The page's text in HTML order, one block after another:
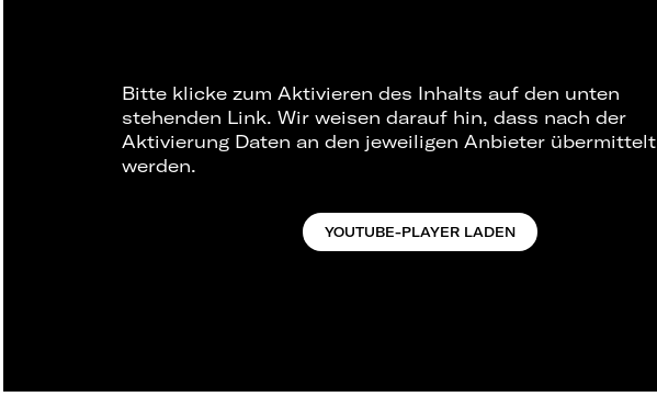
Bitte klicke zum Aktivieren des Inhalts auf den unten
stehenden Link. Wir weisen darauf hin, dass nach der
Aktivierung Daten an den jeweiligen Anbieter übermittelt
werden.
YOUTUBE-PLAYER LADEN